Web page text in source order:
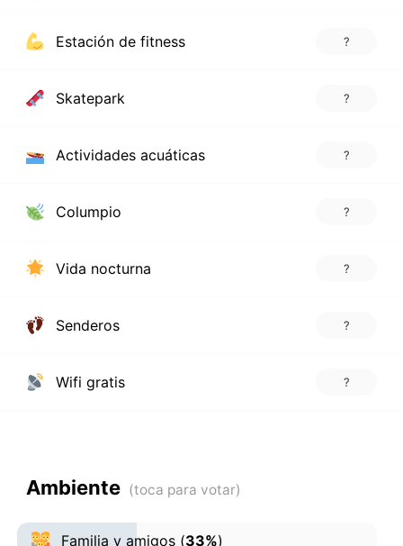
Estación de fitness ?
Skatepark ?
Actividades acuáticas ?
Columpio ?
Vida nocturna ?
Senderos ?
Wifi gratis ?
Ambiente
Familia y amigos(33%)